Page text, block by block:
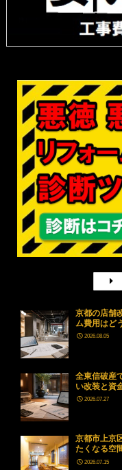
京都の店舗
ム費用はど
2026.08.05
全東信破産
い改装と資
2026.07.27
京都市上京
たくなる空
2026.07.15